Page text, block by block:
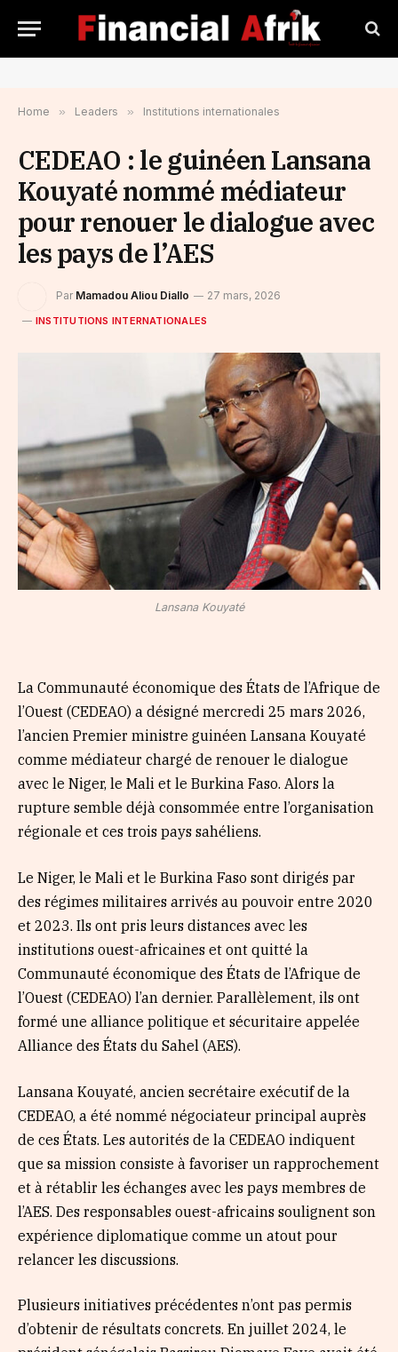
Home » Leaders » Institutions internationales
CEDEAO : le guinéen Lansana
Kouyaté nommé médiateur
pour renouer le dialogue avec
les pays de l’AES
Par Mamadou Aliou Diallo 27 mars, 2026
INSTITUTIONS INTERNATIONALES
Lansana Kouyaté
La Communauté économique des États de l’Afrique de
l’Ouest (CEDEAO) a désigné mercredi 25 mars 2026,
l’ancien Premier ministre guinéen Lansana Kouyaté
comme médiateur chargé de renouer le dialogue
avec le Niger, le Mali et le Burkina Faso. Alors la
rupture semble déjà consommée entre l’organisation
régionale et ces trois pays sahéliens.
Le Niger, le Mali et le Burkina Faso sont dirigés par
des régimes militaires arrivés au pouvoir entre 2020
et 2023. Ils ont pris leurs distances avec les
institutions ouest-africaines et ont quitté la
Communauté économique des États de l’Afrique de
l’Ouest (CEDEAO) l’an dernier. Parallèlement, ils ont
formé une alliance politique et sécuritaire appelée
Alliance des États du Sahel (AES).
Lansana Kouyaté, ancien secrétaire exécutif de la
CEDEAO, a été nommé négociateur principal auprès
de ces États. Les autorités de la CEDEAO indiquent
que sa mission consiste à favoriser un rapprochement
et à rétablir les échanges avec les pays membres de
l’AES. Des responsables ouest-africains soulignent son
expérience diplomatique comme un atout pour
relancer les discussions.
Plusieurs initiatives précédentes n’ont pas permis
d’obtenir de résultats concrets. En juillet 2024, le